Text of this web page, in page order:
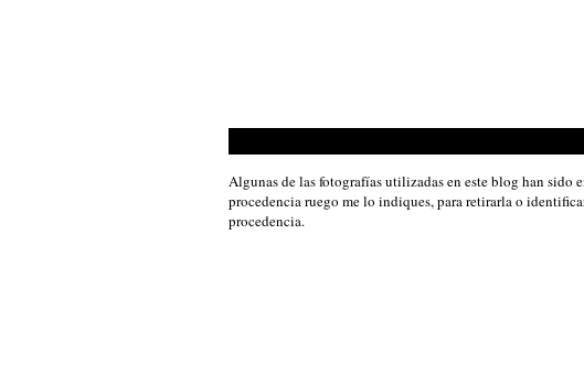
Algunas de las fotografías utilizadas en este blog han sido
procedencia ruego me lo indiques, para retirarla o
procedencia.